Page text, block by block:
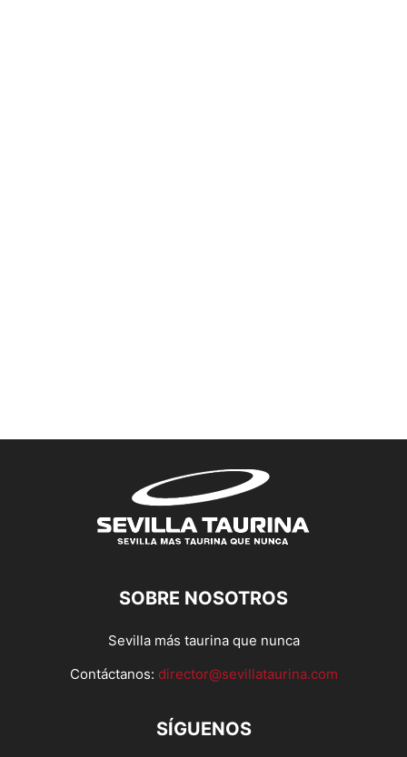
SOBRE NOSOTROS
Sevilla más taurina que nunca
Contáctanos: director@sevillataurina.com
SÍGUENOS